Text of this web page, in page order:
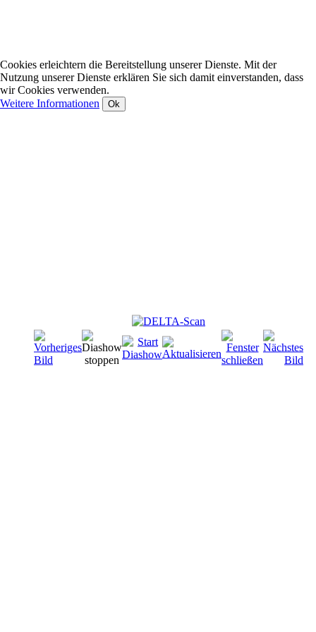
Cookies erleichtern die Bereitstellung unserer Dienste. Mit der
Nutzung unserer Dienste erklären Sie sich damit einverstanden, dass
wir Cookies verwenden.
Weitere Informationen
Ok